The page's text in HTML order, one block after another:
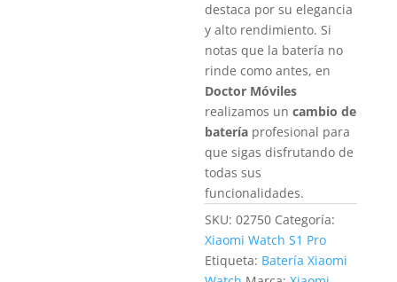
destaca por su elegancia
y alto rendimiento. Si
notas que la batería no
rinde como antes, en
Doctor Móviles
realizamos uncambio de
batería profesional para
que sigas disfrutando de
todas sus
funcionalidades.
SKU:02750 Categoría:
Xiaomi Watch S1 Pro
Etiqueta: Batería Xiaomi